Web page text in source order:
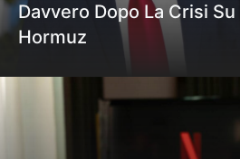
Davvero Dopo La Crisi Su
Hormuz